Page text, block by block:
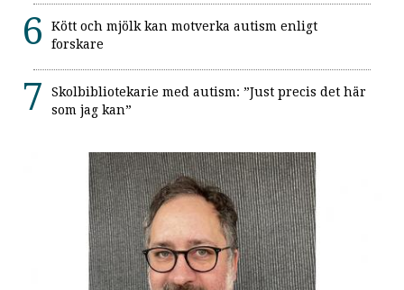
Kött och mjölk kan motverka autism enligt
forskare
Skolbibliotekarie med autism: ”Just precis det här
som jag kan”